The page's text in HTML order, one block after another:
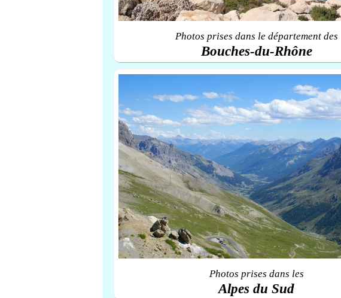
Photos prises dans le département des
Bouches-du-Rhône
Photos prises dans les
Alpes du Sud